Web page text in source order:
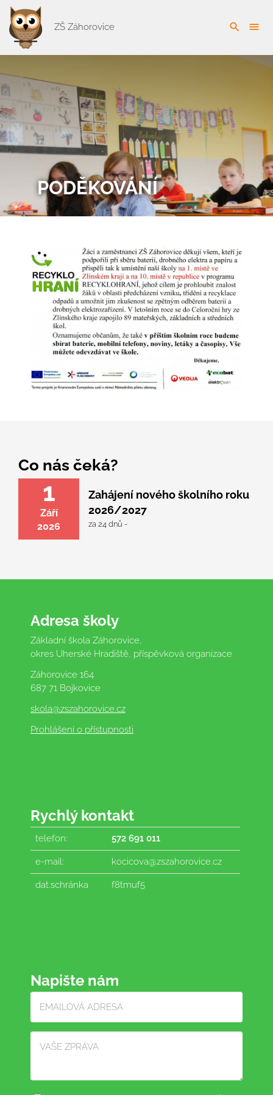
ZŠ Záhorovice search menu
PODĚKOVÁNÍ
Co nás čeká?
1
Září
2026
Zahájení nového školního roku
2026/2027
za 24 dnů -
Adresa školy
Základní škola Záhorovice,
okres Uherské Hradiště, příspěvková organizace
Záhorovice 164
687 71 Bojkovice
skola@zszahorovice.cz
Prohlášení o přístupnosti
Rychlý kontakt
telefon: 572 691 011
e-mail: kocicova@zszahorovice.cz
dat.schránka f8tmuf5
Napište nám